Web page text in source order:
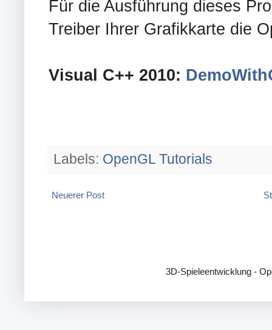
Für die Ausführung dieses
Treiber Ihrer Grafikkarte die
Visual C++ 2010:
Labels: OpenGL Tutorials
Neuerer Post
3D-Spieleentwicklung -